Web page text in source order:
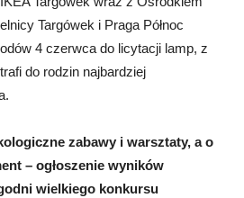
Targówek i Praga Północ
4 czerwca do licytacji lamp, z
do rodzin najbardziej
zabawy i warsztaty, a o
– ogłoszenie wyników
wielkiego konkursu